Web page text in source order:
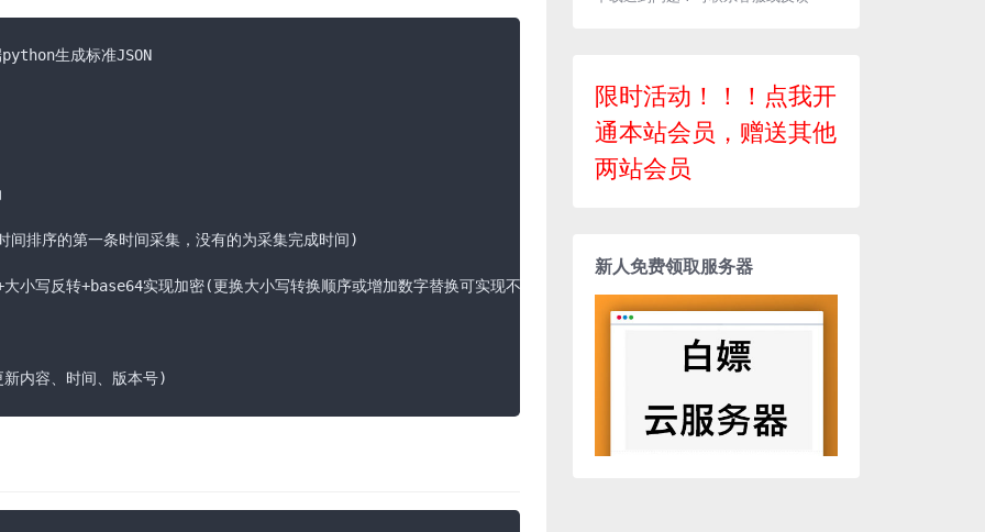
生成标准JSON
排序的第一条时间采集，没有的为采集完成时间)
小写反转+base64实现加密(更换大小写转换顺序或增加数字替换可实现不同密码加密)
内容、时间、版本号)
限时活动！！！点我开
通本站会员，赠送其他
两站会员
新人免费领取服务器